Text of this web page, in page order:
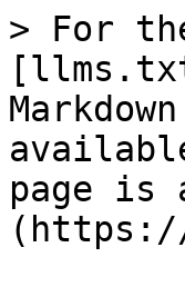
> For
page is